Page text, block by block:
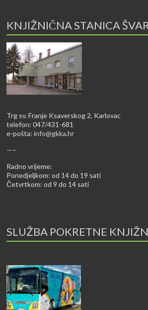
KNJIŽNIČNA STANICA
Trg sv. Franje Ksaverskog 2, Karlovac
telefon: 047/431-681
e-pošta:info@gkka.hr
—–
Radno vrijeme:
Ponedjeljkom: od 14 do 19 sati
Četvrtkom: od 9 do 14 sati
SLUŽBA POKRETNE